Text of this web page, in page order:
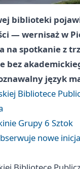
biblioteki
— wernisaż w
na spotkanie z
bez
język
Bibliotece
Grupy 6 Sztok
nowe